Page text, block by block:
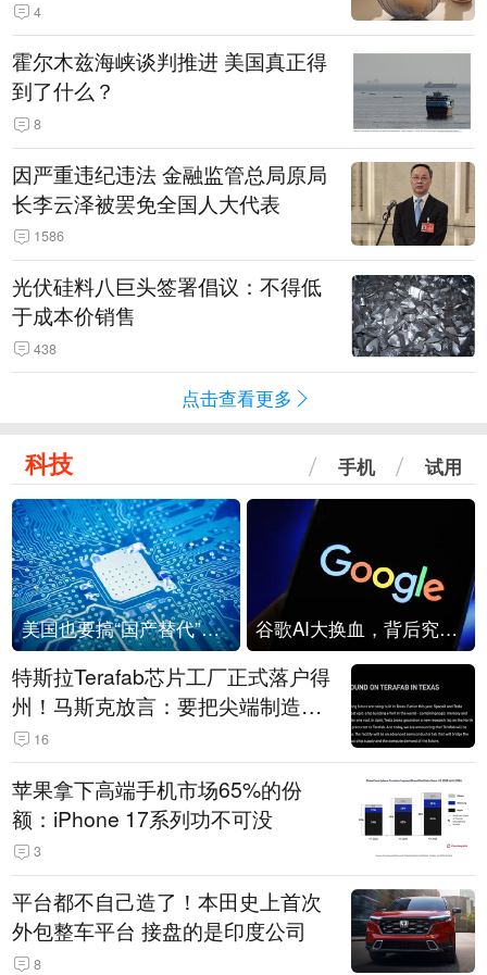
稿）》公开征求意见
4
霍尔木兹海峡谈判推进 美国真正得
到了什么？
8
因严重违纪违法 金融监管总局原局
长李云泽被罢免全国人大代表
1586
光伏硅料八巨头签署倡议：不得低
于成本价销售
438
点击查看更多
科技 手机 试用
美国也要搞“国产替代”？先算清三笔账 谷歌AI大换血，背后究竟发生了什么？
特斯拉Terafab芯片工厂正式落户得
州！马斯克放言：要把尖端制造带
回美国
16
苹果拿下高端手机市场65%的份
额：iPhone 17系列功不可没
3
平台都不自己造了！本田史上首次
外包整车平台 接盘的是印度公司
8